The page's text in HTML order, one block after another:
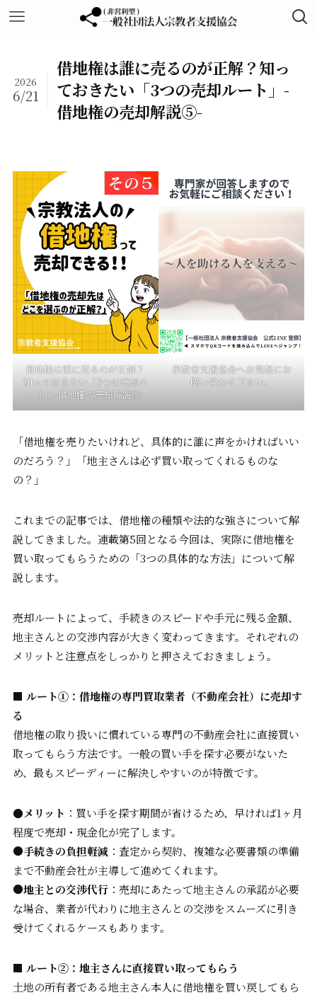
借地権は誰に売るのが正解？知っ
ておきたい「3つの売却ルート」-
借地権の売却解説⑤-
2026
6/21
借地権は誰に売るのが正解？
知っておきたい「3つの売却ル
ート」-借地権の売却解説⑤-
宗教者支援協会へお気軽にお
問い合わせ下さい。
「借地権を売りたいけれど、具体的に誰に声をかければいい
のだろう？」「地主さんは必ず買い取ってくれるものな
の？」
これまでの記事では、借地権の種類や法的な強さについて解
説してきました。連載第5回となる今回は、実際に借地権を
買い取ってもらうための「3つの具体的な方法」について解
説します。
売却ルートによって、手続きのスピードや手元に残る金額、
地主さんとの交渉内容が大きく変わってきます。それぞれの
メリットと注意点をしっかりと押さえておきましょう。
■ ルート①：借地権の専門買取業者（不動産会社）に売却す
る
借地権の取り扱いに慣れている専門の不動産会社に直接買い
取ってもらう方法です。一般の買い手を探す必要がないた
め、最もスピーディーに解決しやすいのが特徴です。
●メリット ：買い手を探す期間が省けるため、早ければ1ヶ月
程度で売却・現金化が完了します。
●手続きの負担軽減：査定から契約、複雑な必要書類の準備
まで不動産会社が主導して進めてくれます。
●地主との交渉代行：売却にあたって地主さんの承諾が必要
な場合、業者が代わりに地主さんとの交渉をスムーズに引き
受けてくれるケースもあります。
■ ルート②：地主さんに直接買い取ってもらう
土地の所有者である地主さん本人に借地権を買い戻してもら